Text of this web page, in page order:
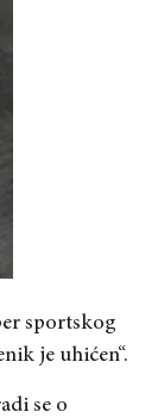
sportskog
je uhićen“.
se o